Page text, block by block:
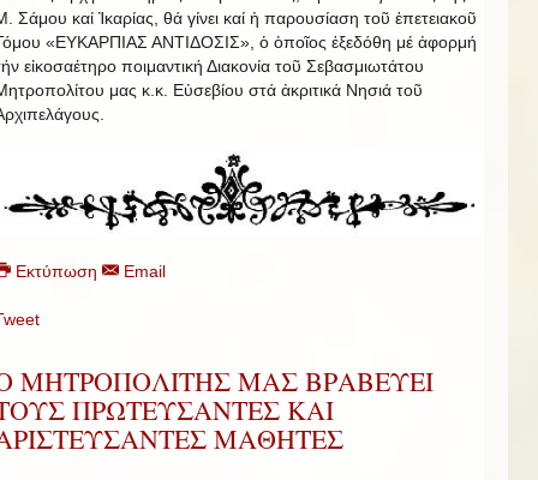
Σάμου καί Ἰκαρίας, θά γίνει καί ἡ παρουσίαση τοῦ ἐπετειακοῦ
«ΕΥΚΑΡΠΙΑΣ ΑΝΤΙΔΟΣΙΣ», ὁ ὁποῖος ἐξεδόθη μέ ἀφορμή
εἰκοσαέτηρο ποιμαντική Διακονία τοῦ Σεβασμιωτάτου
μας κ.κ. Εὐσεβίου στά ἀκριτικά Νησιά τοῦ
Εκτύπωση Email
ΜΗΤΡΟΠΟΛΙΤΗΣ ΜΑΣ ΒΡΑΒΕΥΕΙ
ΠΡΩΤΕΥΣΑΝΤΕΣ ΚΑΙ
ΜΑΘΗΤΕΣ